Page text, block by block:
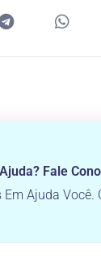
Fale
Em Ajuda Você.